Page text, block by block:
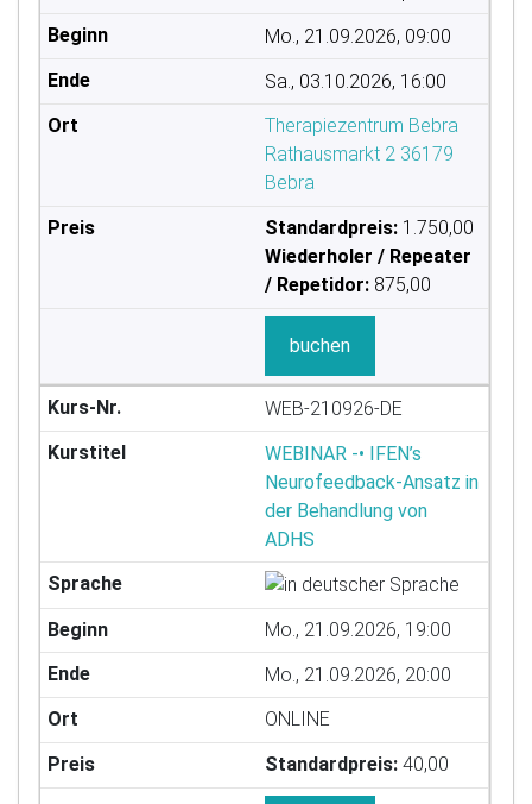
Mo., 21.09.2026, 09:00
Sa., 03.10.2026, 16:00
Therapiezentrum Bebra
Rathausmarkt 2 36179
Bebra
Standardpreis: 1.750,00
Wiederholer / Repeater
/ Repetidor: 875,00
buchen
WEB-210926-DE
WEBINAR -• IFEN’s
Neurofeedback-Ansatz in
der Behandlung von
ADHS
Mo., 21.09.2026, 19:00
Mo., 21.09.2026, 20:00
ONLINE
Standardpreis: 40,00